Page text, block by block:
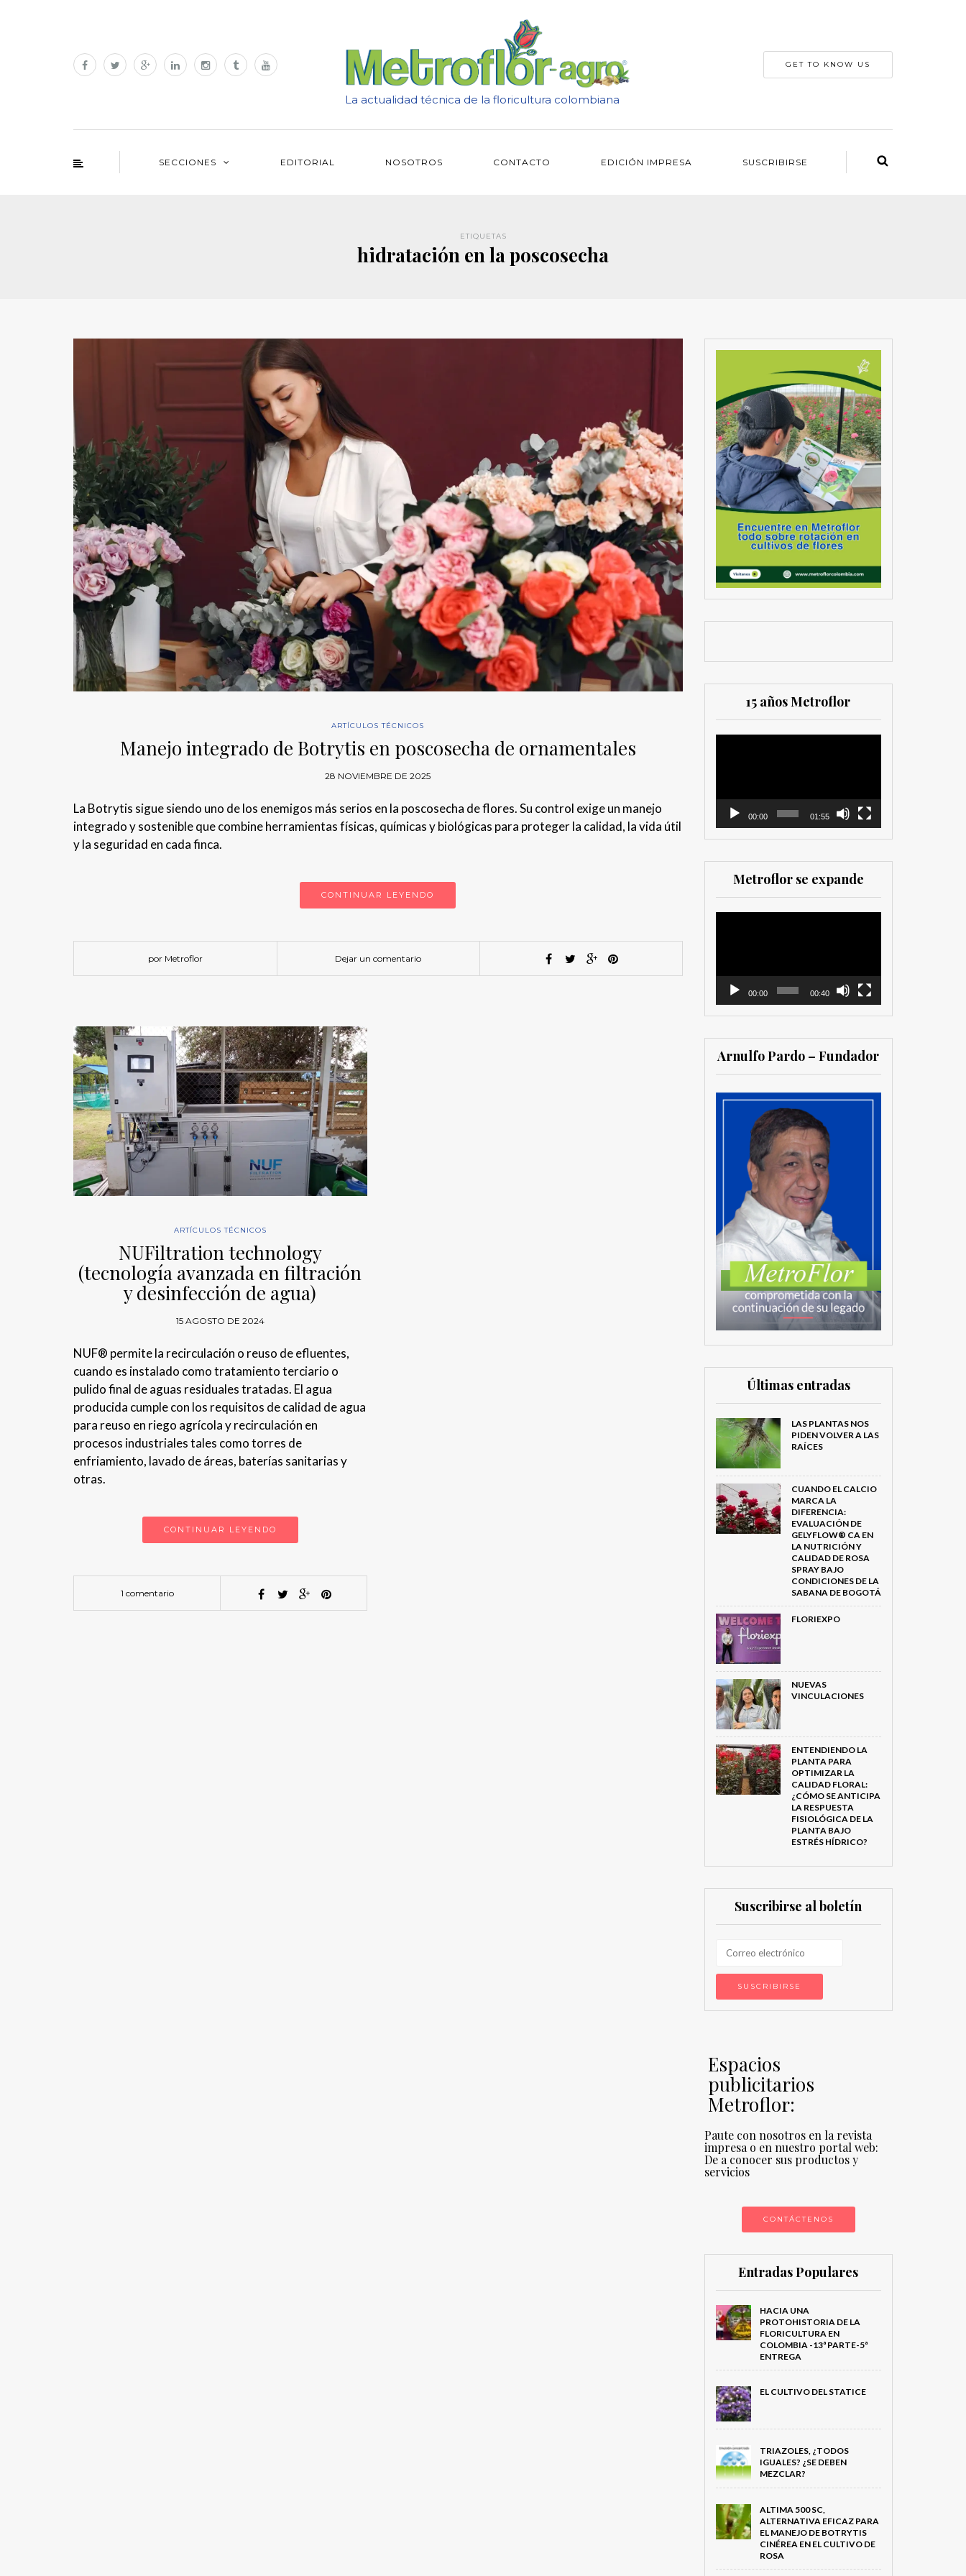
La actualidad técnica de la floricultura colombiana
GET TO KNOW US
SECCIONES EDITORIAL NOSOTROS CONTACTO EDICIÓN IMPRESA SUSCRIBIRSE
ETIQUETAS
hidratación en la poscosecha
ARTÍCULOS TÉCNICOS
Manejo integrado de Botrytis en poscosecha de ornamentales
28 NOVIEMBRE DE 2025
La Botrytis sigue siendo uno de los enemigos más serios en la poscosecha de flores. Su control exige un manejo
integrado y sostenible que combine herramientas físicas, químicas y biológicas para proteger la calidad, la vida útil
y la seguridad en cada finca.
CONTINUAR LEYENDO
por Metroflor Dejar un comentario
ARTÍCULOS TÉCNICOS
NUFiltration technology
(tecnología avanzada en filtración
y desinfección de agua)
15 AGOSTO DE 2024
NUF® permite la recirculación o reuso de efluentes,
cuando es instalado como tratamiento terciario o
pulido final de aguas residuales tratadas. El agua
producida cumple con los requisitos de calidad de agua
para reuso en riego agrícola y recirculación en
procesos industriales tales como torres de
enfriamiento, lavado de áreas, baterías sanitarias y
otras.
CONTINUAR LEYENDO
1 comentario
15 años Metroflor
00:00 01:55
Metroflor se expande
00:00 00:40
Arnulfo Pardo – Fundador
Últimas entradas
LAS PLANTAS NOS
PIDEN VOLVER A LAS
RAÍCES
CUANDO EL CALCIO
MARCA LA
DIFERENCIA:
EVALUACIÓN DE
GELYFLOW® CA EN
LA NUTRICIÓN Y
CALIDAD DE ROSA
SPRAY BAJO
CONDICIONES DE LA
SABANA DE BOGOTÁ
FLORIEXPO
NUEVAS
VINCULACIONES
ENTENDIENDO LA
PLANTA PARA
OPTIMIZAR LA
CALIDAD FLORAL:
¿CÓMO SE ANTICIPA
LA RESPUESTA
FISIOLÓGICA DE LA
PLANTA BAJO
ESTRÉS HÍDRICO?
Suscribirse al boletín
Espacios
publicitarios
Metroflor:
Paute con nosotros en la revista
impresa o en nuestro portal web:
De a conocer sus productos y
servicios
CONTÁCTENOS
Entradas Populares
HACIA UNA
PROTOHISTORIA DE LA
FLORICULTURA EN
COLOMBIA -13ª PARTE-5ª
ENTREGA
EL CULTIVO DEL STATICE
TRIAZOLES, ¿TODOS
IGUALES? ¿SE DEBEN
MEZCLAR?
ALTIMA 500 SC,
ALTERNATIVA EFICAZ PARA
EL MANEJO DE BOTRYTIS
CINÉREA EN EL CULTIVO DE
ROSA